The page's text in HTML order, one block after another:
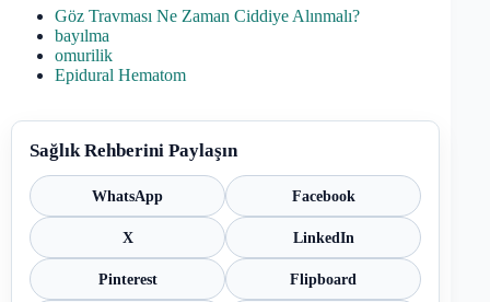
Göz Travması Ne Zaman Ciddiye Alınmalı?
bayılma
omurilik
Epidural Hematom
Sağlık Rehberini Paylaşın
WhatsApp Facebook
X LinkedIn
Pinterest Flipboard